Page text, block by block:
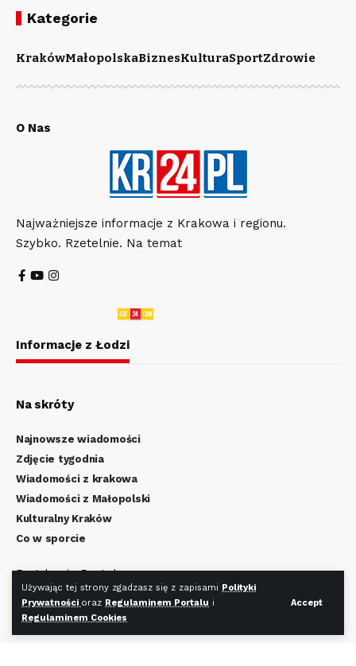
Używając tej strony zgadzasz się z zapisami Polityki
Prywatności oraz Regulaminem Portalu i
Regulaminem Cookies
Accept
Kategorie
KrakówMałopolskaBiznesKulturaSportZdrowie
O Nas
Najważniejsze informacje z Krakowa i regionu.
Szybko. Rzetelnie. Na temat
Informacje z Łodzi
Na skróty
Najnowsze wiadomości
Zdjęcie tygodnia
Wiadomości z krakowa
Wiadomości z Małopolski
Kulturalny Kraków
Co w sporcie
Regulamin Portalu
Polityka Prywatności
Regulamin Cookies